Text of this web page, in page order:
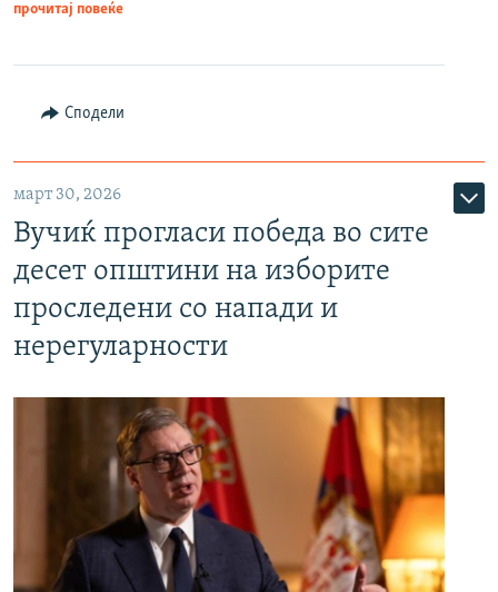
прочитај повеќе
Сподели
март 30, 2026
Вучиќ прогласи победа во сите
десет општини на изборите
проследени со напади и
нерегуларности